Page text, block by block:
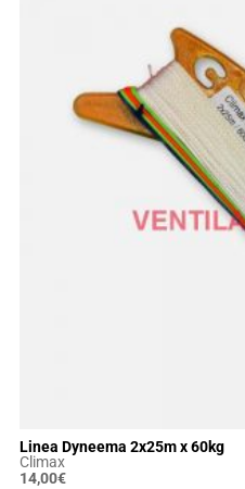
Linea Dyneema 2x25m x 60kg
Climax
14,00€